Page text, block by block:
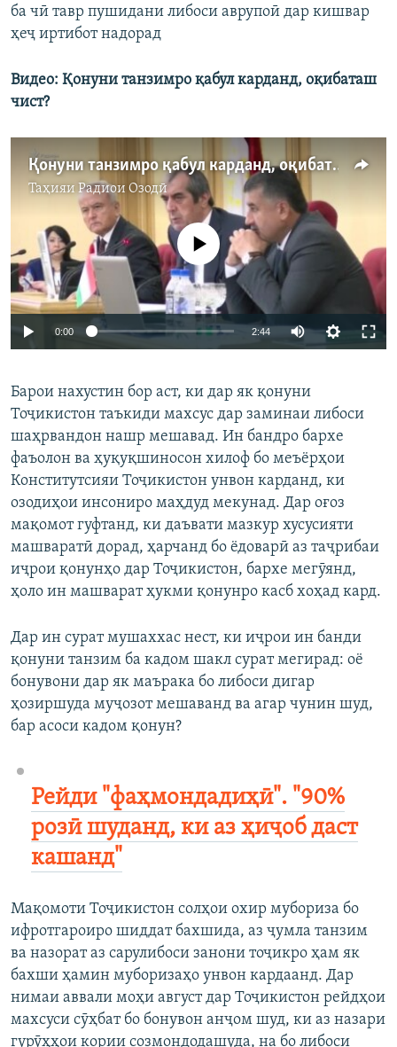
ба чӣ тавр пушидани либоси аврупоӣ дар кишвар
ҳеҷ иртибот надорад
Видео: Қонуни танзимро қабул карданд, оқибаташ
чист?
Қонуни танзимро қабул карданд, оқибаташ чист?
Таҳияи Радиои Озодӣ
Феълан кор намекунад
0:00 2:44
Барои нахустин бор аст, ки дар як қонуни
Тоҷикистон таъкиди махсус дар заминаи либоси
шаҳрвандон нашр мешавад. Ин бандро бархе
фаъолон ва ҳуқуқшиносон хилоф бо меъёрҳои
Конститутсияи Тоҷикистон унвон карданд, ки
озодиҳои инсониро маҳдуд мекунад. Дар оғоз
мақомот гуфтанд, ки даъвати мазкур хусусияти
машваратӣ дорад, ҳарчанд бо ёдоварӣ аз таҷрибаи
иҷрои қонунҳо дар Тоҷикистон, бархе мегӯянд,
ҳоло ин машварат ҳукми қонунро касб хоҳад кард.
Дар ин сурат мушаххас нест, ки иҷрои ин банди
қонуни танзим ба кадом шакл сурат мегирад: оё
бонувони дар як маърака бо либоси дигар
ҳозиршуда муҷозот мешаванд ва агар чунин шуд,
бар асоси кадом қонун?
Рейди "фаҳмондадиҳӣ". "90%
розӣ шуданд, ки аз ҳиҷоб даст
кашанд"
Мақомоти Тоҷикистон солҳои охир мубориза бо
ифротгароиро шиддат бахшида, аз ҷумла танзим
ва назорат аз сарулибоси занони тоҷикро ҳам як
бахши ҳамин муборизаҳо унвон кардаанд. Дар
нимаи аввали моҳи август дар Тоҷикистон рейдҳои
махсуси сӯҳбат бо бонувон анҷом шуд, ки аз назари
гурӯҳҳои кории созмондодашуда, на бо либоси